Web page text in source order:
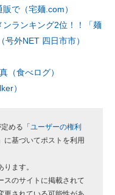
で（宅麺.com）
ンランキング2位！！「麺
外NET 四日市市）
（食べログ）
）
める「 ユーザーの権利
」に基づいてポストを利用
ます。
のサイトに掲載されて